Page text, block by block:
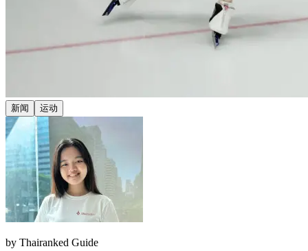
新闻 运动
by Thairanked Guide